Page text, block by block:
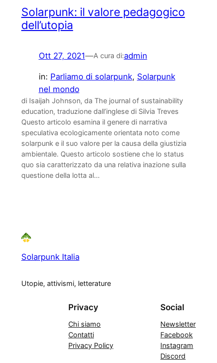
Solarpunk: il valore pedagogico
dell’utopia
Ott 27, 2021—A cura di:admin
in: Parliamo di solarpunk, Solarpunk
nel mondo
di Isaijah Johnson, da The journal of sustainability
education, traduzione dall’inglese di Silvia Treves
Questo articolo esamina il genere di narrativa
speculativa ecologicamente orientata noto come
solarpunk e il suo valore per la causa della giustizia
ambientale. Questo articolo sostiene che lo status
quo sia caratterizzato da una relativa inazione sulla
questione della lotta al…
Solarpunk Italia
Utopie, attivismi, letterature
Privacy
Chi siamo
Contatti
Privacy Policy
Social
Newsletter
Facebook
Instagram
Discord